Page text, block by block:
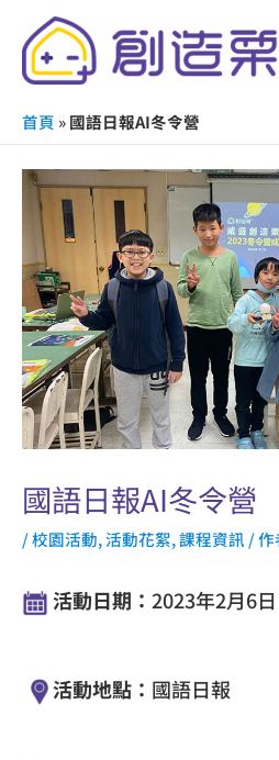
首頁 »國語日報AI冬令營
國語日報AI冬令營
/校園活動,活動花絮,課程資訊 / 作
活動日期： 2023年2月6
活動地點： 國語日報